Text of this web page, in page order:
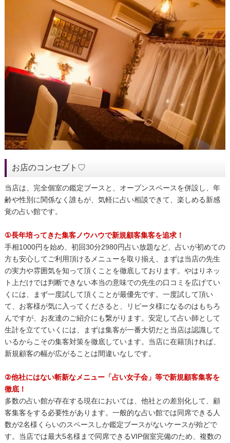
お店のコンセプト♡
当店は、完全個室の鑑定ブースと、オープンスペースを併設し、年
齢や性別に関係なく誰もが、気軽に占い相談できて、楽しめる新感
覚の占い館です。
①長年培ってきた集客ノウハウで新規顧客集客を追求！
手相1000円を始め、初回30分2980円占い放題など、占いが初めての
方も安心してご利用頂けるメニューを取り揃え、まずは当店の先生
の実力や雰囲気を知って頂くことを徹底しております。やはりネッ
ト上だけでは判断できない本当の意味での先生の口コミを広げてい
くには、まず一度試して頂くことが最優先です。一度試して頂い
て、お客様が気に入ってくださると、リピータ様になるのはもちろ
んですが、お友達のご紹介にも繋がります。安定して占い師として
生計を立てていくには、まずは集客が一番大切だと当店は認識して
いるからこその集客対策を徹底しています。当店に在籍頂ければ、
新規顧客の幅が広がることは間違いなしです。
②他社にはない斬新なメニュー「占い女子会」等で新規顧客集客を
徹底！
多数の占い館が存在する現在においては、他社との差別化して、顧
客集客をする必要性があります。一般的な占い館では同席できる人
数が2名様くらいのスペースしか鑑定ブースがないケースが殆どで
す。当店では最大5名様まで同席できるVIP個室完備のため、複数の